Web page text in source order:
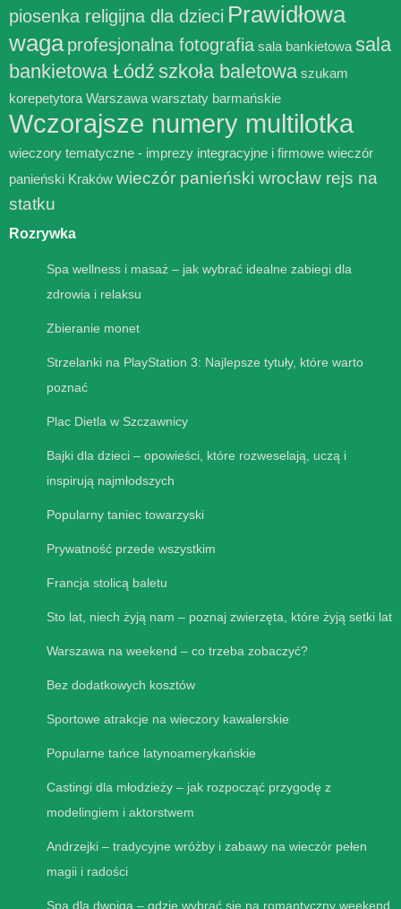
piosenka religijna dla dzieci Prawidłowa
waga profesjonalna fotografia sala bankietowa sala
bankietowa Łódź szkoła baletowa szukam
korepetytora Warszawa warsztaty barmańskie
Wczorajsze numery multilotka
wieczory tematyczne - imprezy integracyjne i firmowe wieczór
panieński Kraków wieczór panieński wrocław rejs na
statku
Rozrywka
Spa wellness i masaż – jak wybrać idealne zabiegi dla
zdrowia i relaksu
Zbieranie monet
Strzelanki na PlayStation 3: Najlepsze tytuły, które warto
poznać
Plac Dietla w Szczawnicy
Bajki dla dzieci – opowieści, które rozweselają, uczą i
inspirują najmłodszych
Popularny taniec towarzyski
Prywatność przede wszystkim
Francja stolicą baletu
Sto lat, niech żyją nam – poznaj zwierzęta, które żyją setki lat
Warszawa na weekend – co trzeba zobaczyć?
Bez dodatkowych kosztów
Sportowe atrakcje na wieczory kawalerskie
Popularne tańce latynoamerykańskie
Castingi dla młodzieży – jak rozpocząć przygodę z
modelingiem i aktorstwem
Andrzejki – tradycyjne wróżby i zabawy na wieczór pełen
magii i radości
Spa dla dwojga – gdzie wybrać się na romantyczny weekend